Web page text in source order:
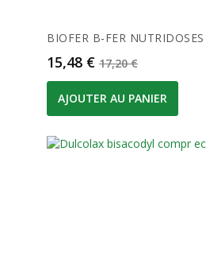
BIOFER B-FER
Prix
15,48 € Prix de base
17,20 €
AJOUTER AU PANIER